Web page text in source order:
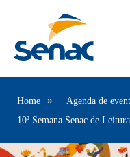
Home Agenda de
10ª Semana Senac de Leitura